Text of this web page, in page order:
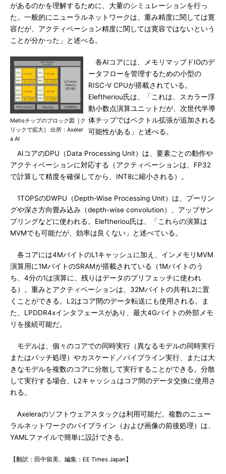
があるのかを理解するために、大量のシミュレーションを行っ
た。一般的にニューラルネットワークは、重み精度に関しては寛
容だが、アクティベーション精度に関しては寛容ではないという
ことが分かった」と述べる。
Metisチップのブロック図［ク
リックで拡大］ 出所：Axeler
a AI
各AIコアには、メモリマップドIOのデ
ータフローを管理するための小型の
RISC-V CPUが搭載されている。
Eleftheriou氏は、「これは、スカラー浮
動小数点演算ユニットだが、次世代半導
体チップではベクトル拡張が追加される
可能性がある」と述べる。
AIコアのDPU（Data Processing Unit）は、要素ごとの動作や
アクティベーションに対応する（アクティベーションは、FP32
で計算して精度を確保してから、INT8に縮小される）。
1TOPSのDWPU（Depth-Wise Processing Unit）は、プーリン
グや深さ方向畳み込み（depth-wise convolution）、アップサン
プリングなどに使われる。Eleftheriou氏は、「これらの演算は
MVMでも可能だが、効率は良くない」と述べている。
各コアには4MバイトのL1キャッシュに加え、インメモリMVM
演算用に1MバイトのSRAMが搭載されている（1Mバイトのう
ち、4分の1は演算に、残りはデータのプリフェッチに使われ
る）。重みとアクティベーションは、32Mバイトの共有L2に置
くことができる。L2はコア間のデータ転送にも使用される。ま
た、LPDDR4xインタフェースがあり、最大4Gバイトの外部メモ
リを接続可能だ。
モデルは、個々のコアでの同時実行（異なるモデルの同時実行
またはバッチ処理）やカスケード／パイプライン実行、または大
きなモデルを複数のコアに分散して実行することができる。分散
して実行する場合、L2キャッシュはコア間のデータ交換に使用さ
れる。
Axeleraのソフトウェアスタックは利用可能だ。複数のニュー
ラルネットワークのパイプライン（および画像の前後処理）は、
YAMLファイルで簡単に設計できる。
【翻訳：田中留美、編集：EE Times Japan】